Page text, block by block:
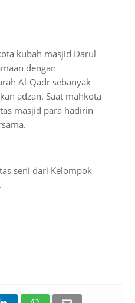
kubah masjid Darul
dengan
Al-Qadr sebanyak
adzan. Saat mahkota
masjid para hadirin
seni dari Kelompok